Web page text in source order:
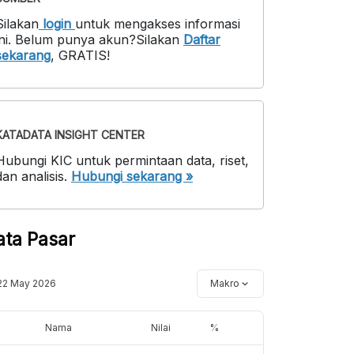
login untuk mengakses informasi
. Belum punya akun?Silakan Daftar
, GRATIS!
INSIGHT CENTER
KIC untuk permintaan data, riset,
analisis. Hubungi sekarang »
Pasar
May 2026 Makro
Nama Nilai %